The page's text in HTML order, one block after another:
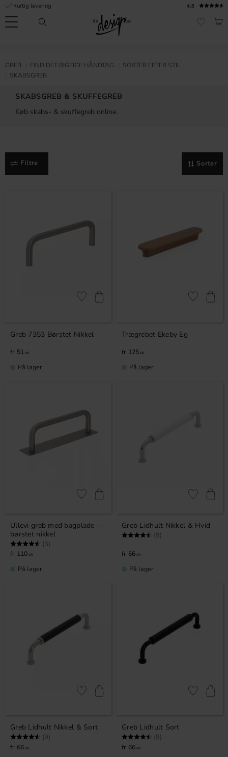
Menu
4.8
Hurtig levering
GREB ​FIND DET RIGTIGE HÅNDTAG
SORTER EFTER STIL
SKABSGREB
SKABSGREB & SKUFFEGREB
Køb skabs- & skuffegreb online.
Filtre Sorter
Greb 7353 Børstet Nikkel
51 KR
Gem som favorit
På lager
Trægrebet Ekeby Eg
125 KR
Gem som
På lager
Ullevi greb med bagplade –
børstet nikkel
Vurdering: (3)
110 KR
Gem som favorit
På lager
Greb Lidhult Nikkel & Hvid
Vurdering: (9)
66 KR
Gem som
På lager
Greb Lidhult Nikkel & Sort
Vurdering: (9)
66 KR
Gem som favorit
Greb Lidhult Sort
Vurdering: (9)
66 KR
Gem som
spørgsmål
Inspiration & Tips
sider |